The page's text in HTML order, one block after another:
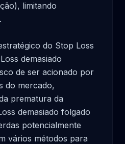
limitando
do Stop Loss
demasiado
de ser acionado por
do mercado,
prematura da
demasiado folgado
potencialmente
vários métodos para